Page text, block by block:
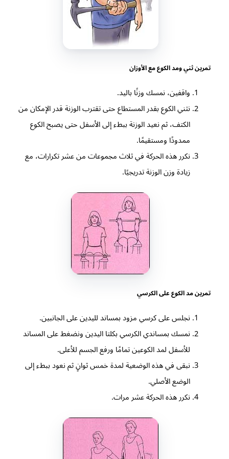
تمرين ثني ومد الكوع مع الأوزان
واقفين، نمسك وزنًا باليد.
نثني الكوع بقدر المستطاع حتى تقترب الوزنة قدر الإمكان من
الكتف، ثم نعيد الوزنة ببطء إلى الأسفل حتى يصبح الكوع
ممدودًا ومستقيمًا.
نكرر هذه الحركة في ثلاث مجموعات من عشر تكرارات، مع
زيادة وزن الوزنة تدريجيًا.
تمرين مد الكوع على الكرسي
نجلس على كرسي مزود بمساند لليدين على الجانبين.
نمسك بمساندي الكرسي بكلتا اليدين ونضغط على المساند
للأسفل لمد الكوعين تمامًا ورفع الجسم للأعلى.
نبقى في هذه الوضعية لمدة خمس ثوانٍ ثم نعود ببطء إلى
الوضع الأصلي.
نكرر هذه الحركة عشر مرات.